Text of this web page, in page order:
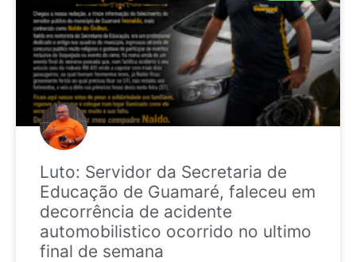
Luto: Servidor da Secretaria de
Educação de Guamaré, faleceu em
decorrência de acidente
automobilistico ocorrido no ultimo
final de semana